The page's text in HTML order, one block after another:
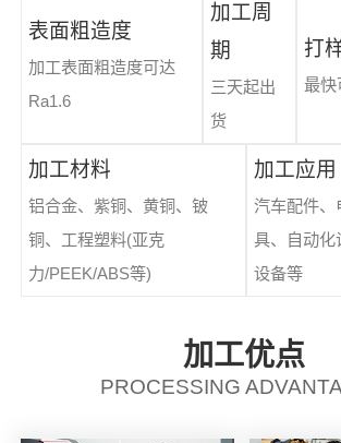
表面粗造度
加工表面粗造度可达
Ra1.6
加工周
期
三天起出
货
打
最快
加工材料
铝合金、紫铜、黄铜、铍
铜、工程塑料(亚克
力/PEEK/ABS等)
加工应用
汽车配件、
具、自动化
设备等
加工优点
PROCESSING